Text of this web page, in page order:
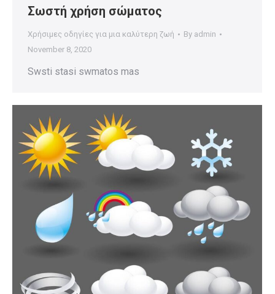
Σωστή χρήση σώματος
Χρήσιμες οδηγίες για μια καλύτερη ζωή By admin
November 8, 2020
Swsti stasi swmatos mas